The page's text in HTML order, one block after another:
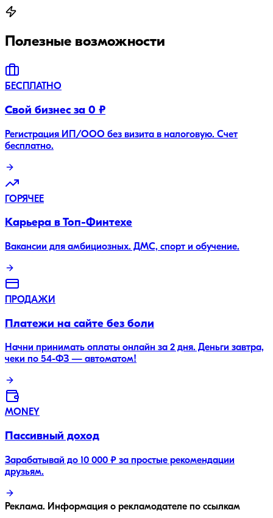
Полезные возможности
БЕСПЛАТНО
Свой бизнес за 0 ₽
Регистрация ИП/ООО без визита в налоговую. Счет
бесплатно.
ГОРЯЧЕЕ
Карьера в Топ-Финтехе
Вакансии для амбициозных. ДМС, спорт и обучение.
ПРОДАЖИ
Платежи на сайте без боли
Начни принимать оплаты онлайн за 2 дня. Деньги завтра,
чеки по 54-ФЗ — автоматом!
MONEY
Пассивный доход
Зарабатывай до 10 000 ₽ за простые рекомендации
друзьям.
Реклама. Информация о рекламодателе по ссылкам